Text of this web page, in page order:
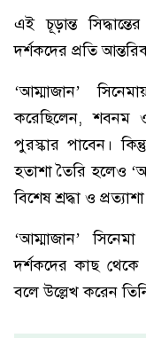
এই চূড়ান্ত
দর্শকদের প্রতি
‘আম্মাজান’
করেছিলেন, শবনম ও
পুরস্কার পাবেন।
হতাশা তৈরি হলেও
বিশেষ শ্রদ্ধা ও
‘আম্মাজান’
দর্শকদের কাছ থেকে
বলে উল্লেখ করেন